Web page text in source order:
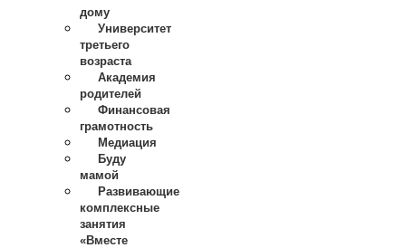
дому
Университет
третьего
возраста
Академия
родителей
Финансовая
грамотность
Медиация
Буду
мамой
Развивающие
комплексные
занятия
«Вместе